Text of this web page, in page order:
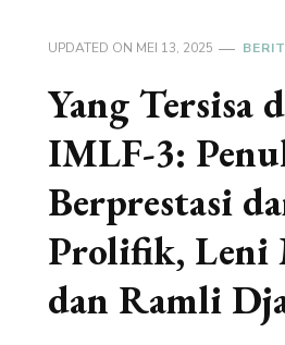
UPDATED ON MEI 13, 2025
Yang Tersisa
IMLF-3:
Berprestasi
Prolifik, Leni
dan Ramli